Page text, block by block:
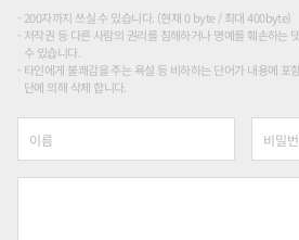
200자까지 쓰실 수 있습니다. (현재 0 byte / 최대 400byte)
저작권 등 다른 사람의 권리를 침해하거나 명예를 훼손하는
수 있습니다.
타인에게 불쾌감을 주는 욕설 등 비하하는 단어가 내용에 포
단에 의해 삭제 합니다.